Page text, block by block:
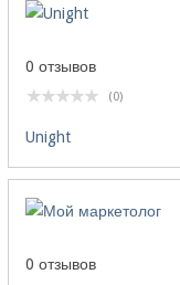
0 отзывов
(0)
Unight
0 отзывов